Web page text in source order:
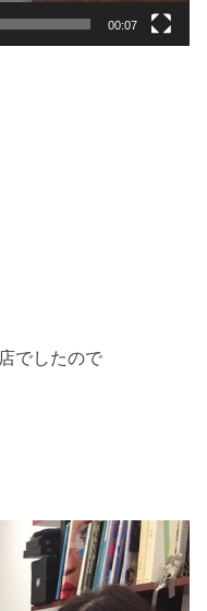
00:07
でしたので